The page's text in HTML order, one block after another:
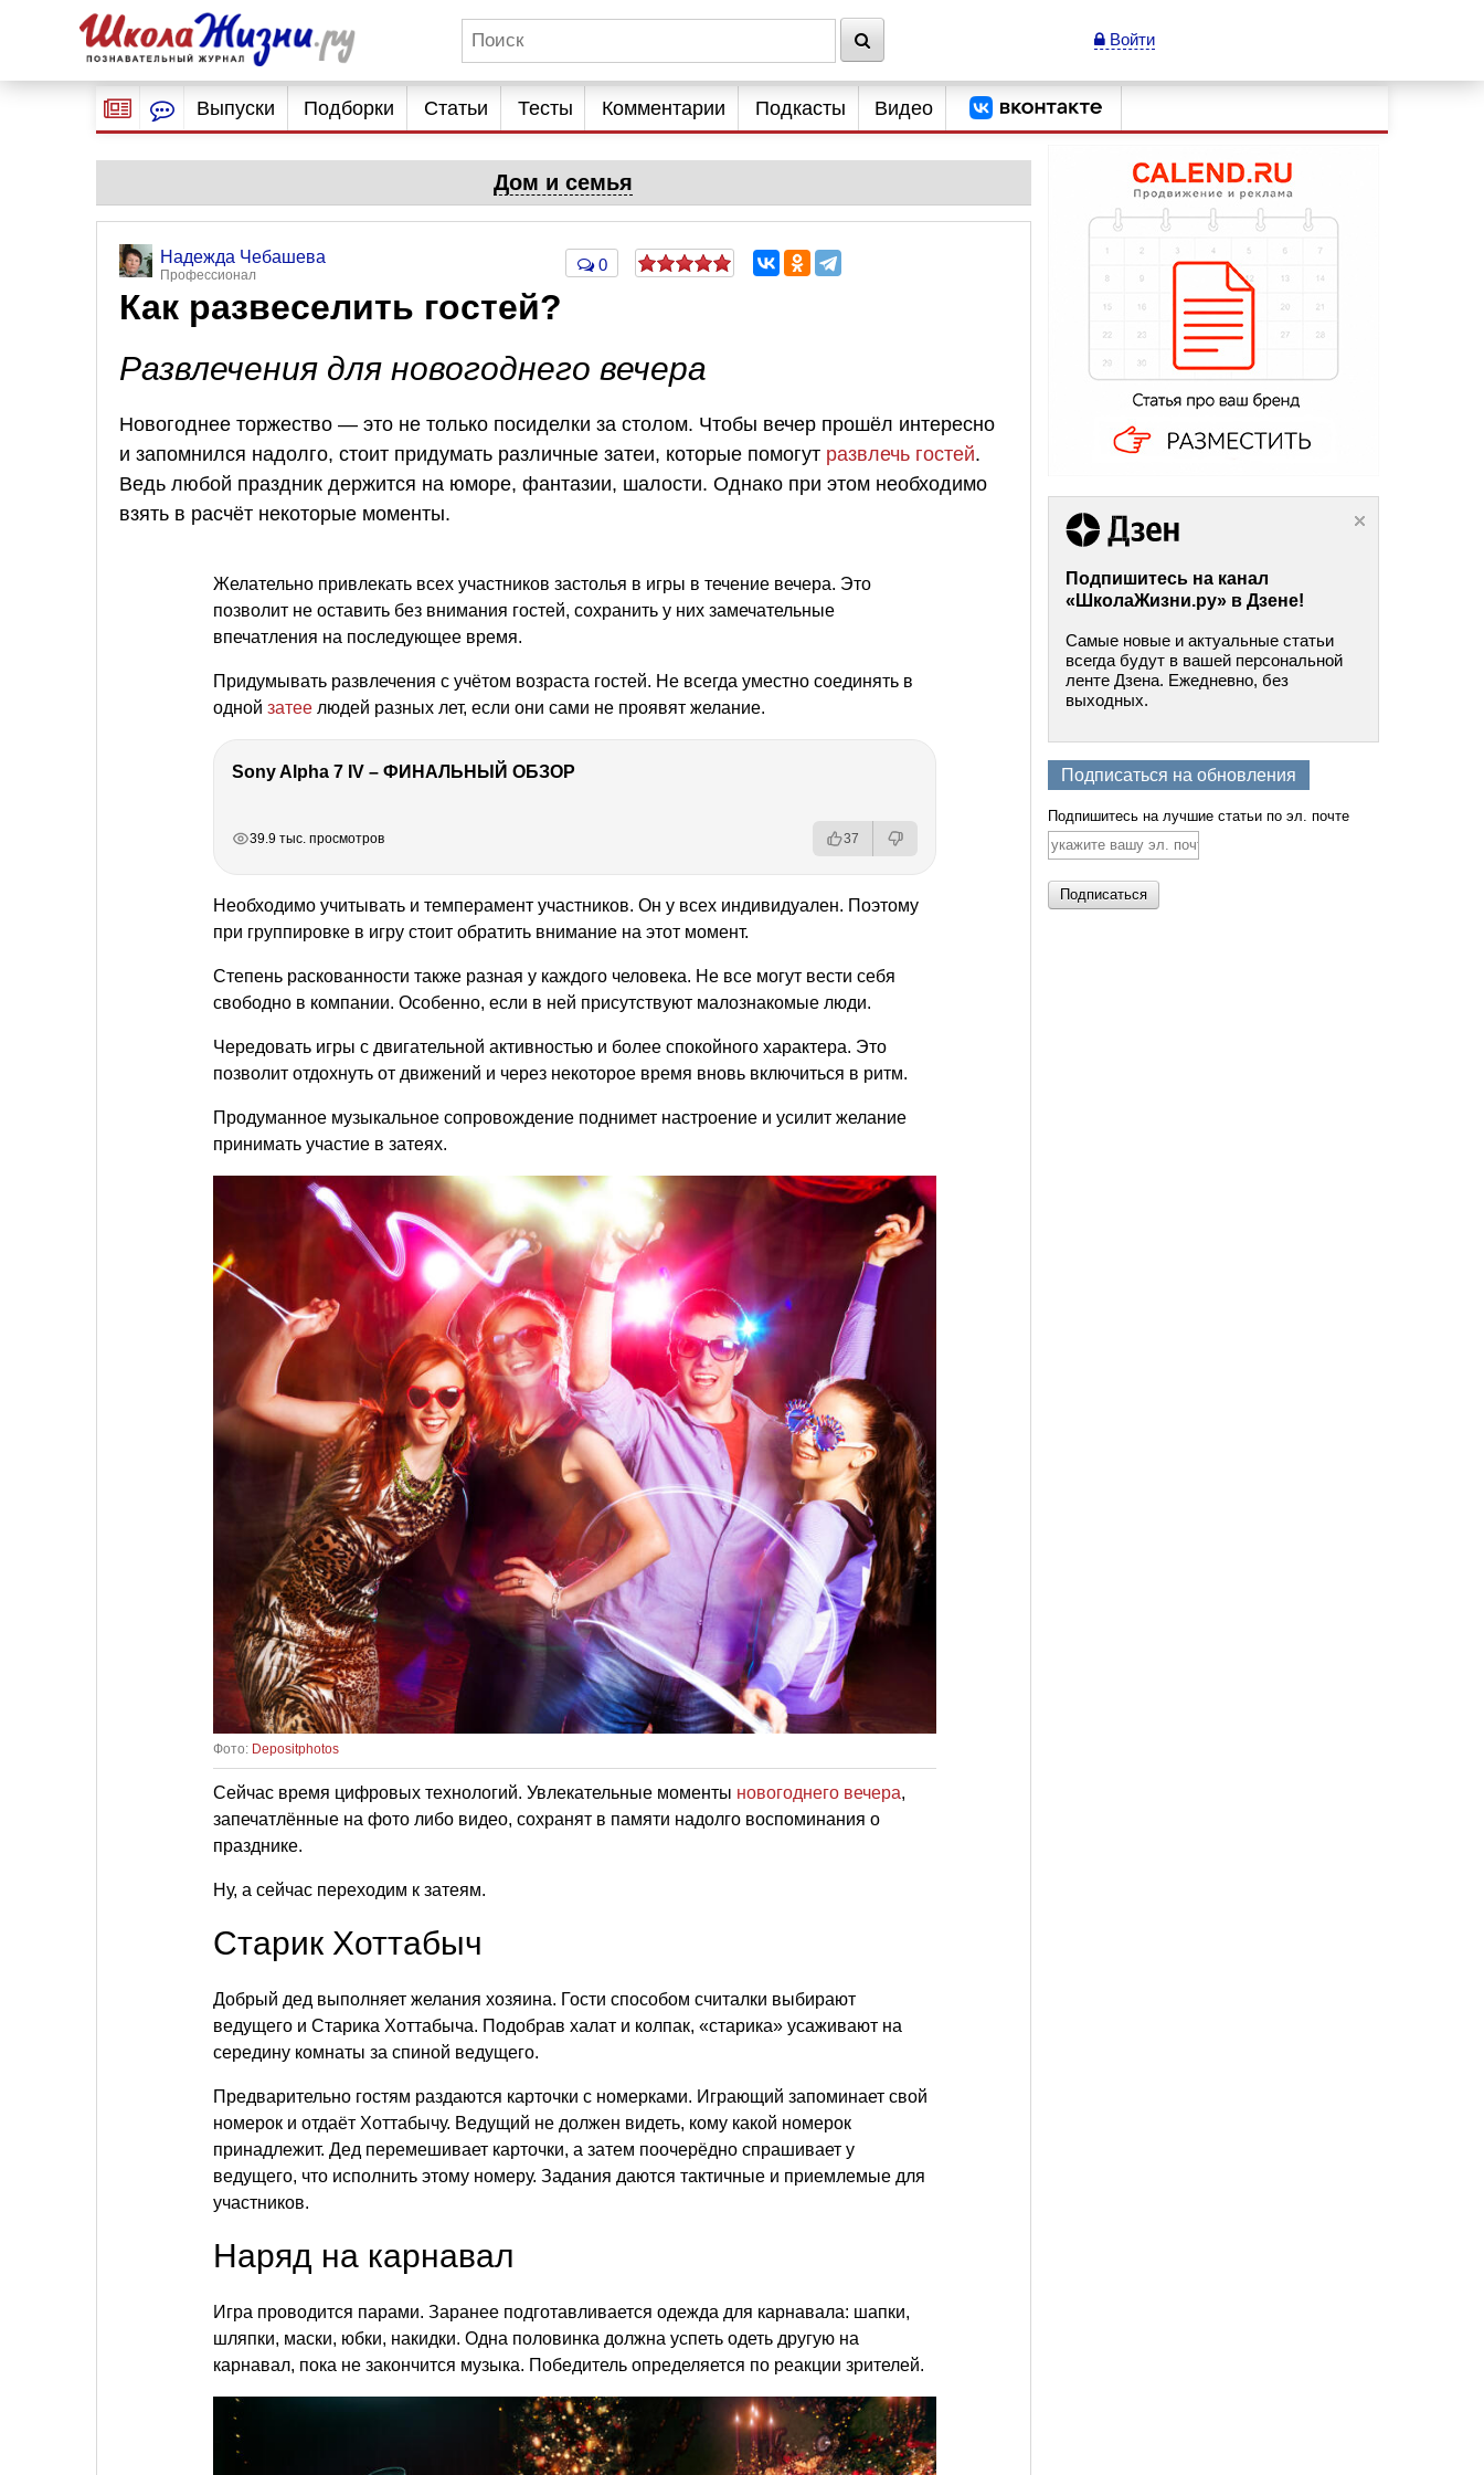
Войти
Выпуски Подборки Статьи Тесты Комментарии Подкасты Видео
Дом и семья
Надежда Чебашева
Профессионал
0
Как развеселить гостей?
Развлечения для новогоднего вечера
Новогоднее торжество — это не только посиделки за столом. Чтобы вечер прошёл интересно
и запомнился надолго, стоит придумать различные затеи, которые помогут развлечь гостей.
Ведь любой праздник держится на юморе, фантазии, шалости. Однако при этом необходимо
взять в расчёт некоторые моменты.
Желательно привлекать всех участников застолья в игры в течение вечера. Это
позволит не оставить без внимания гостей, сохранить у них замечательные
впечатления на последующее время.
Придумывать развлечения с учётом возраста гостей. Не всегда уместно соединять в
одной затее людей разных лет, если они сами не проявят желание.
Sony Alpha 7 IV – ФИНАЛЬНЫЙ ОБЗОР
39.9 тыс. просмотров 37
Необходимо учитывать и темперамент участников. Он у всех индивидуален. Поэтому
при группировке в игру стоит обратить внимание на этот момент.
Степень раскованности также разная у каждого человека. Не все могут вести себя
свободно в компании. Особенно, если в ней присутствуют малознакомые люди.
Чередовать игры с двигательной активностью и более спокойного характера. Это
позволит отдохнуть от движений и через некоторое время вновь включиться в ритм.
Продуманное музыкальное сопровождение поднимет настроение и усилит желание
принимать участие в затеях.
Фото: Depositphotos
Сейчас время цифровых технологий. Увлекательные моменты новогоднего вечера,
запечатлённые на фото либо видео, сохранят в памяти надолго воспоминания о
празднике.
Ну, а сейчас переходим к затеям.
Старик Хоттабыч
Добрый дед выполняет желания хозяина. Гости способом считалки выбирают
ведущего и Старика Хоттабыча. Подобрав халат и колпак, «старика» усаживают на
середину комнаты за спиной ведущего.
Предварительно гостям раздаются карточки с номерками. Играющий запоминает свой
номерок и отдаёт Хоттабычу. Ведущий не должен видеть, кому какой номерок
принадлежит. Дед перемешивает карточки, а затем поочерёдно спрашивает у
ведущего, что исполнить этому номеру. Задания даются тактичные и приемлемые для
участников.
Наряд на карнавал
Игра проводится парами. Заранее подготавливается одежда для карнавала: шапки,
шляпки, маски, юбки, накидки. Одна половинка должна успеть одеть другую на
карнавал, пока не закончится музыка. Победитель определяется по реакции зрителей.
Подпишитесь на канал
«ШколаЖизни.ру» в Дзене!
Самые новые и актуальные статьи
всегда будут в вашей персональной
ленте Дзена. Ежедневно, без
выходных.
Подписаться на обновления
Подпишитесь на лучшие статьи по эл. почте